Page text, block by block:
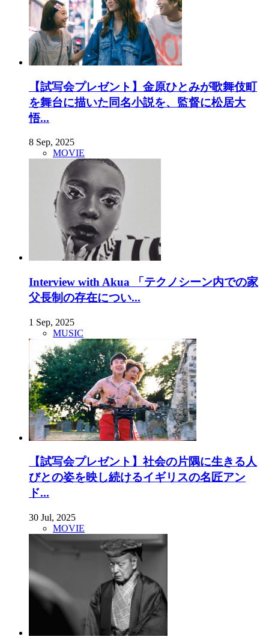
【試写会プレゼント】金原ひとみが歌舞伎町
を舞台に描いた同名小説を、監督に松居大
悟...
8 Sep, 2025
MOVIE
Interview with Akua 「テクノシーン内での家
父長制の存在につい...
1 Sep, 2025
MUSIC
【試写会プレゼント】社会の片隅に生きる人
びとの姿を映し続けるイギリスの名匠アン
ド...
30 Jul, 2025
MOVIE